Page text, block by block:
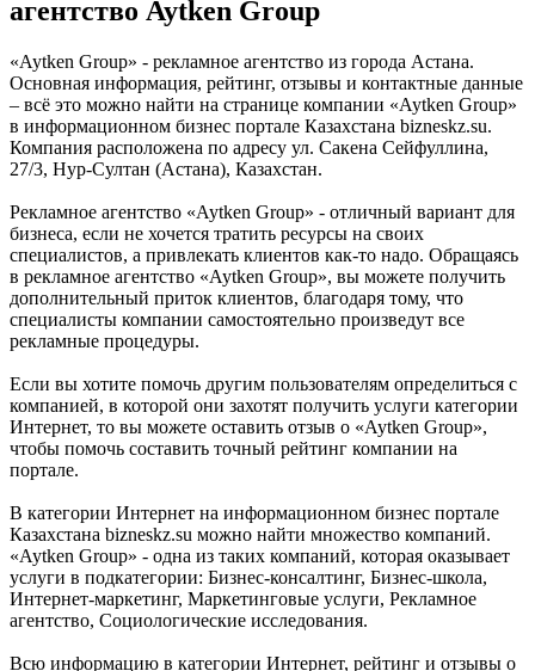
агентство Aytken Group
«Aytken Group» - рекламное агентство из города Астана.
Основная информация, рейтинг, отзывы и контактные данные
– всё это можно найти на странице компании «Aytken Group»
в информационном бизнес портале Казахстана bizneskz.su.
Компания расположена по адресу ул. Сакена Сейфуллина,
27/3, Нур-Султан (Астана), Казахстан.
Рекламное агентство «Aytken Group» - отличный вариант для
бизнеса, если не хочется тратить ресурсы на своих
специалистов, а привлекать клиентов как-то надо. Обращаясь
в рекламное агентство «Aytken Group», вы можете получить
дополнительный приток клиентов, благодаря тому, что
специалисты компании самостоятельно произведут все
рекламные процедуры.
Если вы хотите помочь другим пользователям определиться с
компанией, в которой они захотят получить услуги категории
Интернет, то вы можете оставить отзыв о «Aytken Group»,
чтобы помочь составить точный рейтинг компании на
портале.
В категории Интернет на информационном бизнес портале
Казахстана bizneskz.su можно найти множество компаний.
«Aytken Group» - одна из таких компаний, которая оказывает
услуги в подкатегории: Бизнес-консалтинг, Бизнес-школа,
Интернет-маркетинг, Маркетинговые услуги, Рекламное
агентство, Социологические исследования.
Всю информацию в категории Интернет, рейтинг и отзывы о